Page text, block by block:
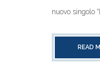
nuovo singolo
READ